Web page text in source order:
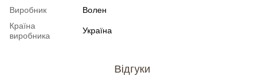
Виробник
Волен
Країна
виробника
Україна
Відгуки